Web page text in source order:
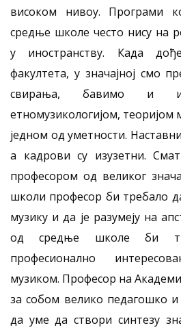
високом нивоу. Програми
средње школе често нису на
у иностранству. Када
факултета, у значајној смо
свирања, бавимо и
етномузикологијом, теоријом
једном од уметности.
а кадрови су изузетни.
професором од великог
школи професор би требало
музику и да је разумеју на
од средње школе би
професионално
музиком. Професор на
за собом велико педагошко и
да уме да створи синтезу